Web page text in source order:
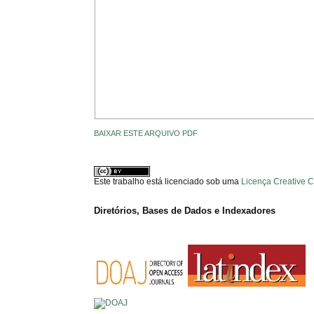
BAIXAR ESTE ARQUIVO PDF
Este trabalho está licenciado sob uma Licença Creative
Diretórios, Bases de Dados e Indexadores